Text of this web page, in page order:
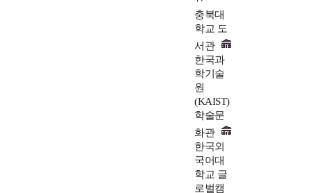
충북대
학교 도
서관
한국과
학기술
원
(KAIST)
학술문
화관
한국외
국어대
학교 글
로벌캠